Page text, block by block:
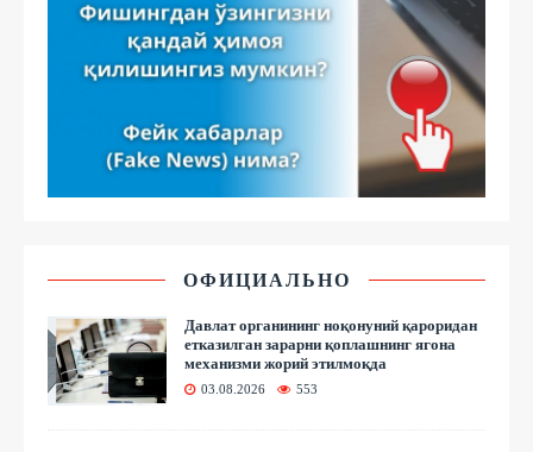
ОФИЦИАЛЬНО
Давлат органининг ноқонуний қароридан
етказилган зарарни қоплашнинг ягона
механизми жорий этилмоқда
03.08.2026 553